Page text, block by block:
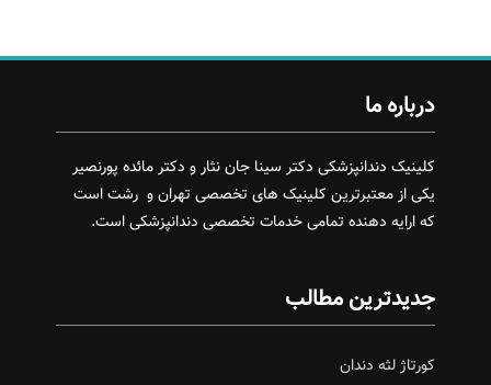
درباره ما
کلینیک دندانپزشکی دکتر سینا جان نثار و دکتر مائده پورنصیر
یکی از معتبرترین کلینیک های تخصصی تهران و رشت است
که ارایه دهنده تمامی خدمات تخصصی دندانپزشکی است.
جدیدترین مطالب
کورتاژ لثه دندان